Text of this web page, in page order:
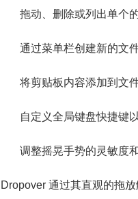
拖动、删除或列出单个
通过菜单栏创建新的文
将剪贴板内容添加到文
自定义全局键盘快捷键
调整摇晃手势的灵敏度
Dropover 通过其直观的拖